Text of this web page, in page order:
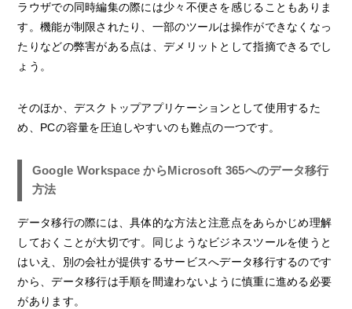
ラウザでの同時編集の際には少々不便さを感じることもありま
す。機能が制限されたり、一部のツールは操作ができなくなっ
たりなどの弊害がある点は、デメリットとして指摘できるでし
ょう。
そのほか、デスクトップアプリケーションとして使用するた
め、PCの容量を圧迫しやすいのも難点の一つです。
Google Workspace からMicrosoft 365へのデータ移行
方法
データ移行の際には、具体的な方法と注意点をあらかじめ理解
しておくことが大切です。同じようなビジネスツールを使うと
はいえ、別の会社が提供するサービスへデータ移行するのです
から、データ移行は手順を間違わないように慎重に進める必要
があります。